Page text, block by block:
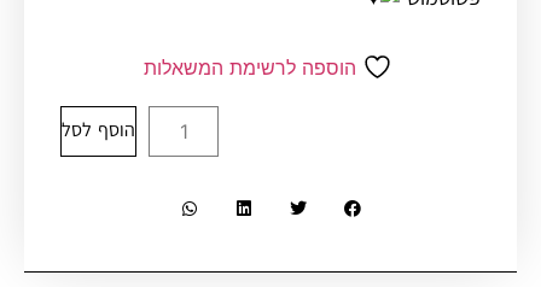
הוספה לרשימת המשאלות
הוסף לסל